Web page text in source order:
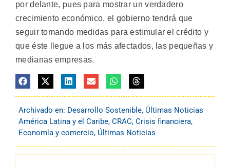
por delante, pues para mostrar un verdadero
crecimiento económico, el gobierno tendrá que
seguir tomando medidas para estimular el crédito y
que éste llegue a los más afectados, las pequeñas y
medianas empresas.
Archivado en: Desarrollo Sostenible, Últimas Noticias
América Latina y el Caribe, CRAC, Crisis financiera,
Economía y comercio, Últimas Noticias